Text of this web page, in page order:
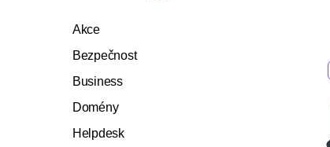
Akce
Bezpečnost
Business
Domény
Helpdesk